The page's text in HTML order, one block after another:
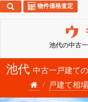
池代の中古
物件価格査定
池代 中古一戸建て
戸建て相場